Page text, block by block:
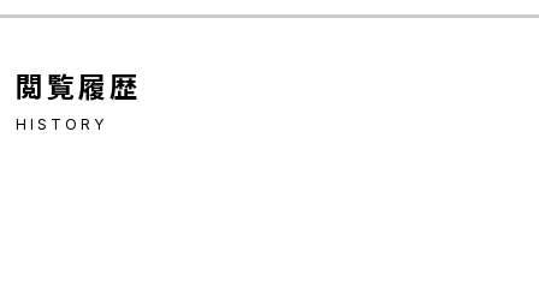
閲覧履歴
HISTORY